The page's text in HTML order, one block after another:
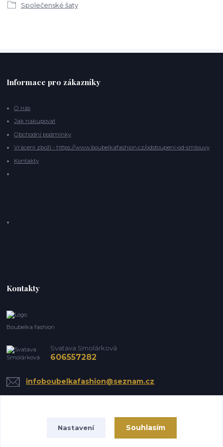
Společenské šaty
Informace pro zákazníky
O nás
Jak nakupovat
Obchodní podmínky
Vrácení zboží - https://www.boubelkafashion.cz/odstoupeni-od-smlouvy
Kontakty
Kontakty
Boubelka fashion
Svatava Smolárková
606557282
infoboubelkafashion@seznam.cz
Nastavení Souhlasím